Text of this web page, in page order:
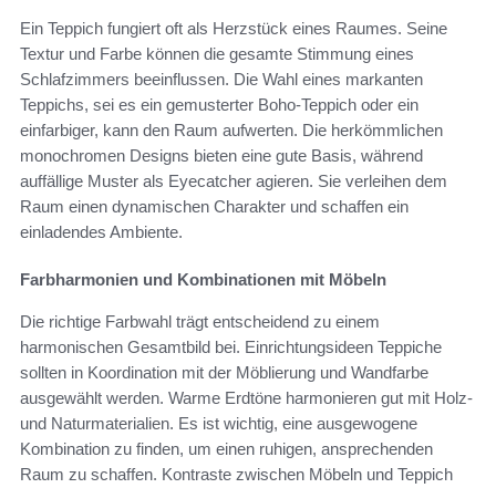
Ein Teppich fungiert oft als Herzstück eines Raumes. Seine
Textur und Farbe können die gesamte Stimmung eines
Schlafzimmers beeinflussen. Die Wahl eines markanten
Teppichs, sei es ein gemusterter Boho-Teppich oder ein
einfarbiger, kann den Raum aufwerten. Die herkömmlichen
monochromen Designs bieten eine gute Basis, während
auffällige Muster als Eyecatcher agieren. Sie verleihen dem
Raum einen dynamischen Charakter und schaffen ein
einladendes Ambiente.
Farbharmonien und Kombinationen mit Möbeln
Die richtige Farbwahl trägt entscheidend zu einem
harmonischen Gesamtbild bei. Einrichtungsideen Teppiche
sollten in Koordination mit der Möblierung und Wandfarbe
ausgewählt werden. Warme Erdtöne harmonieren gut mit Holz-
und Naturmaterialien. Es ist wichtig, eine ausgewogene
Kombination zu finden, um einen ruhigen, ansprechenden
Raum zu schaffen. Kontraste zwischen Möbeln und Teppich